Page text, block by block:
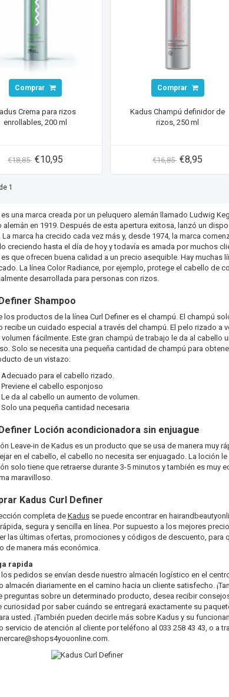
Comprar
Crema para rizos
enrollables, 200 ml
€18,85 €10,95
Comprar
Kadus Champú definidor de
rizos, 250 ml
€16,85 €8,95
1
una marca creada por un peluquero alemán llamado Ludwig
alemán en 1919. Después de esta apertura exitosa, lanzó un
La marca ha crecido cada vez más y, desde 1974, la marca
creciendo hasta el día de hoy y todavía es amada por muchos
que ofrecen buena calidad a un precio asequible. Hay muchas
La línea Color Radiance, por ejemplo, protege el cabello de
desarrollada para personas con rizos.
Shampoo
los productos de la línea Curl Definer es el champú. El champú
recibe un cuidado especial a través del champú. El pelo rizado a
fácilmente. Este gran champú de trabajo le da al cabello
Solo se necesita una pequeña cantidad de champú para
de un vistazo:
Adecuado para el cabello rizado.
Previene el cabello esponjoso
Le da al cabello un aumento de volumen.
Solo una pequeña cantidad necesaria
Loción acondicionadora sin enjuague
Leave-in de Kadus es un producto que se usa de manera muy
en el cabello, el cabello no necesita ser enjuagado. La loción
solo tiene que retraerse durante 3-5 minutos y también es muy
maravilloso.
Kadus Curl Definer
completa deKadusse puede encontrar en
segura y sencilla en línea. Por supuesto a los mejores
las últimas ofertas, promociones y códigos de descuento, para
de manera más económica.
rapida
pedidos se envían desde nuestro almacén logístico en el
almacén diariamente en el camino hacia un cliente satisfecho.
preguntas sobre un determinado producto, desea recibir
curiosidad por saber cuándo se entregará exactamente su
usted. ¡También pueden decirle más sobre Kadus y su
servicio de atención al cliente por teléfono al 033 258 43 43, o a
.